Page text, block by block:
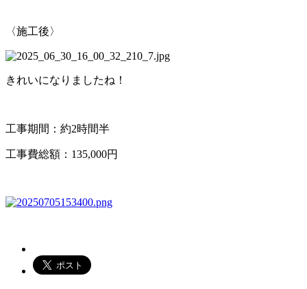
〈施工後〉
きれいになりましたね！
工事期間：約2時間半
工事費総額：135,000円